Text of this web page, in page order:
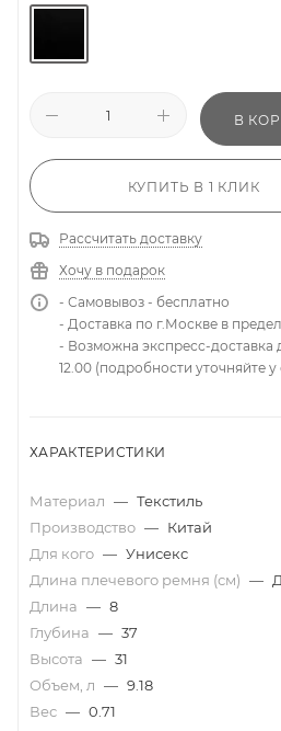
В
КУПИТЬ В 1 КЛИК
Рассчитать доставку
Хочу в подарок
- Самовывоз - бесплатно
- Доставка по г.Москве в
- Возможна экспресс-доставка
12.00 (подробности уточняйте у
ХАРАКТЕРИСТИКИ
Материал — Текстиль
Производство — Китай
Для кого — Унисекс
Длина плечевого ремня (см) —
Длина — 8
Глубина — 37
Высота — 31
Объем, л — 9.18
Вес — 0.71